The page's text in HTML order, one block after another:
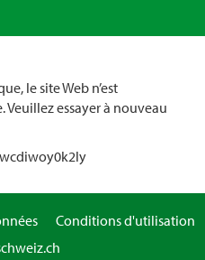
le site Web n’est
essayer à nouveau
Conditions d'utilisation